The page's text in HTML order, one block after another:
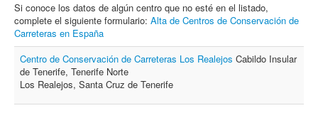
Si conoce los datos de algún centro que no esté en el listado,
complete el siguiente formulario: Alta de Centros de Conservación de
Carreteras en España
Centro de Conservación de Carreteras Los Realejos Cabildo Insular
de Tenerife, Tenerife Norte
Los Realejos, Santa Cruz de Tenerife